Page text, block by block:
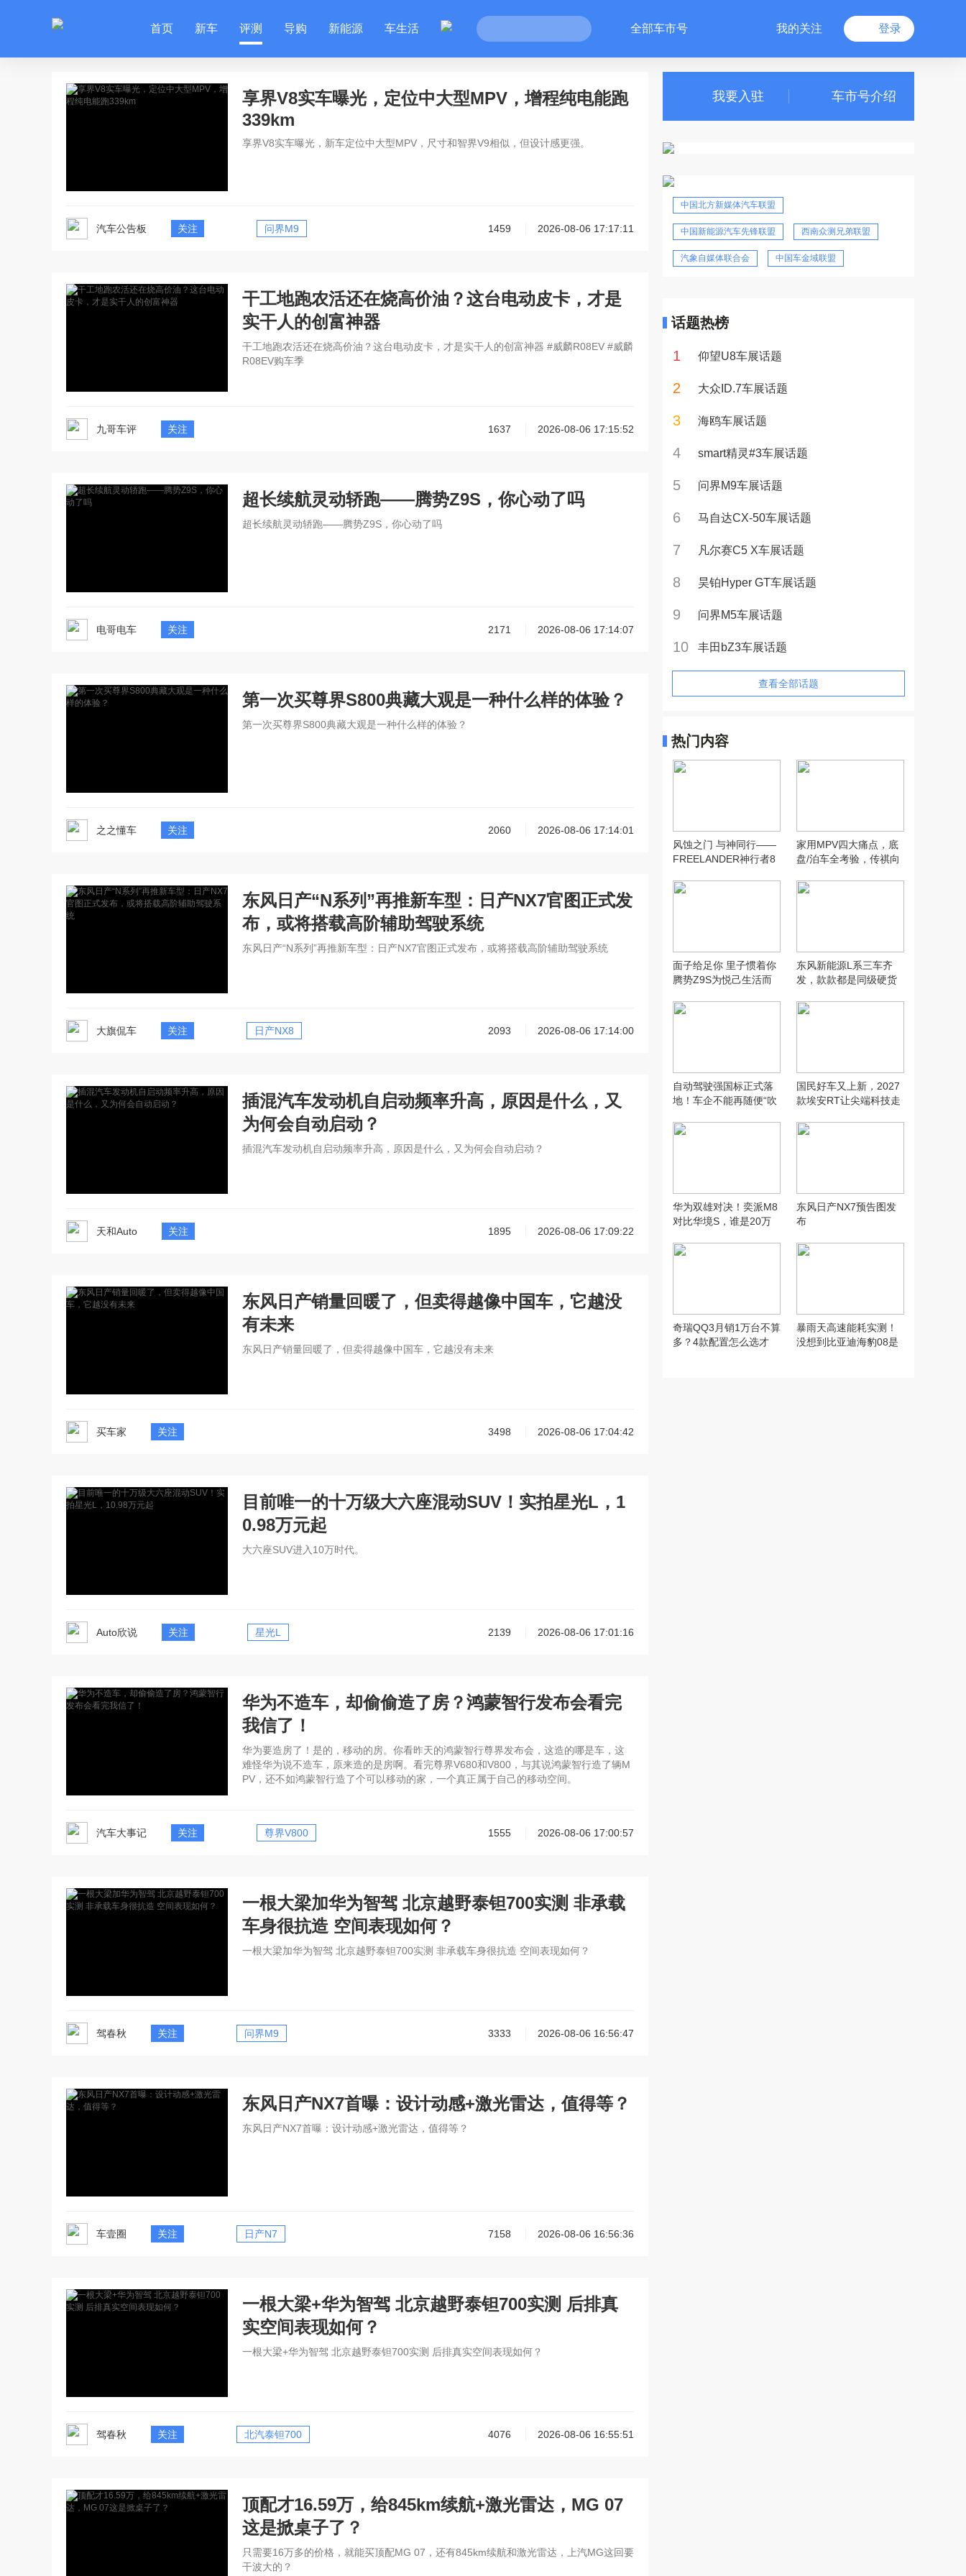
首页 新车 评测 导购 新能源 车生活 全部车市号 我的关注 登录
享界V8实车曝光，定位中大型MPV，增程纯电能跑
339km
享界V8实车曝光，新车定位中大型MPV，尺寸和智界V9相似，但设计感更强。
汽车公告板 关注 问界M9 1459 2026-08-06 17:17:11
干工地跑农活还在烧高价油？这台电动皮卡，才是
实干人的创富神器
干工地跑农活还在烧高价油？这台电动皮卡，才是实干人的创富神器 #威麟R08EV #威麟
R08EV购车季
九哥车评 关注 1637 2026-08-06 17:15:52
超长续航灵动轿跑——腾势Z9S，你心动了吗
超长续航灵动轿跑——腾势Z9S，你心动了吗
电哥电车 关注 2171 2026-08-06 17:14:07
第一次买尊界S800典藏大观是一种什么样的体验？
第一次买尊界S800典藏大观是一种什么样的体验？
之之懂车 关注 2060 2026-08-06 17:14:01
东风日产“N系列”再推新车型：日产NX7官图正式发
布，或将搭载高阶辅助驾驶系统
东风日产“N系列”再推新车型：日产NX7官图正式发布，或将搭载高阶辅助驾驶系统
大旗侃车 关注 日产NX8 2093 2026-08-06 17:14:00
插混汽车发动机自启动频率升高，原因是什么，又
为何会自动启动？
插混汽车发动机自启动频率升高，原因是什么，又为何会自动启动？
天和Auto 关注 1895 2026-08-06 17:09:22
东风日产销量回暖了，但卖得越像中国车，它越没
有未来
东风日产销量回暖了，但卖得越像中国车，它越没有未来
买车家 关注 3498 2026-08-06 17:04:42
目前唯一的十万级大六座混动SUV！实拍星光L，1
0.98万元起
大六座SUV进入10万时代。
Auto欣说 关注 星光L 2139 2026-08-06 17:01:16
华为不造车，却偷偷造了房？鸿蒙智行发布会看完
我信了！
华为要造房了！是的，移动的房。你看昨天的鸿蒙智行尊界发布会，这造的哪是车，这
难怪华为说不造车，原来造的是房啊。看完尊界V680和V800，与其说鸿蒙智行造了辆M
PV，还不如鸿蒙智行造了个可以移动的家，一个真正属于自己的移动空间。
汽车大事记 关注 尊界V800 1555 2026-08-06 17:00:57
一根大梁加华为智驾 北京越野泰钽700实测 非承载
车身很抗造 空间表现如何？
一根大梁加华为智驾 北京越野泰钽700实测 非承载车身很抗造 空间表现如何？
驾春秋 关注 问界M9 3333 2026-08-06 16:56:47
东风日产NX7首曝：设计动感+激光雷达，值得等？
东风日产NX7首曝：设计动感+激光雷达，值得等？
车壹圈 关注 日产N7 7158 2026-08-06 16:56:36
一根大梁+华为智驾 北京越野泰钽700实测 后排真
实空间表现如何？
一根大梁+华为智驾 北京越野泰钽700实测 后排真实空间表现如何？
驾春秋 关注 北汽泰钽700 4076 2026-08-06 16:55:51
顶配才16.59万，给845km续航+激光雷达，MG 07
这是掀桌子了？
只需要16万多的价格，就能买顶配MG 07，还有845km续航和激光雷达，上汽MG这回要
干波大的？
我要入驻 车市号介绍
中国北方新媒体汽车联盟
中国新能源汽车先锋联盟 西南众测兄弟联盟
汽象自媒体联合会 中国车金域联盟
话题热榜
1 仰望U8车展话题
2 大众ID.7车展话题
3 海鸥车展话题
4 smart精灵#3车展话题
5 问界M9车展话题
6 马自达CX-50车展话题
7 凡尔赛C5 X车展话题
8 昊铂Hyper GT车展话题
9 问界M5车展话题
10 丰田bZ3车展话题
查看全部话题
热门内容
风蚀之门 与神同行——
FREELANDER神行者8
家用MPV四大痛点，底
盘/泊车全考验，传祺向
面子给足你 里子惯着你
腾势Z9S为悦己生活而
东风新能源L系三车齐
发，款款都是同级硬货
自动驾驶强国标正式落
地！车企不能再随便“吹
国民好车又上新，2027
款埃安RT让尖端科技走
华为双雄对决！奕派M8
对比华境S，谁是20万
东风日产NX7预告图发
布
奇瑞QQ3月销1万台不算
多？4款配置怎么选才
暴雨天高速能耗实测！
没想到比亚迪海豹08是